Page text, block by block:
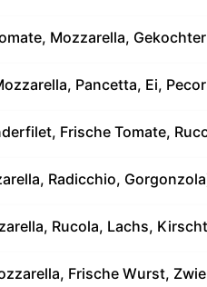
Mozzarella,
Pancetta, Ei,
Frische Tomate,
Radicchio,
Rucola, Lachs,
Frische Wurst,